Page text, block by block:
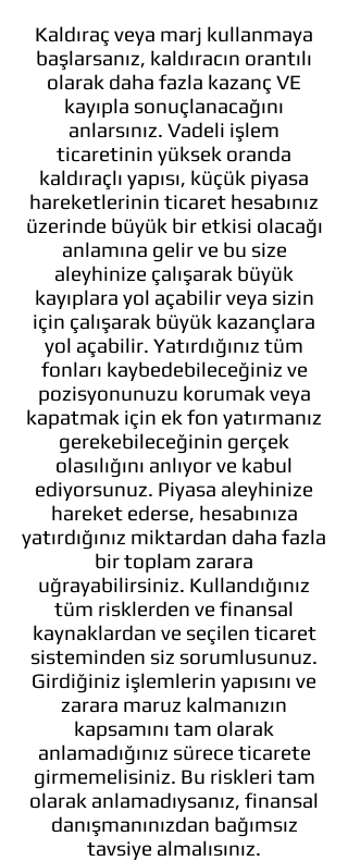
Kaldıraç veya marj kullanmaya
başlarsanız, kaldıracın orantılı
olarak daha fazla kazanç VE
kayıpla sonuçlanacağını
anlarsınız. Vadeli işlem
ticaretinin yüksek oranda
kaldıraçlı yapısı, küçük piyasa
hareketlerinin ticaret hesabınız
üzerinde büyük bir etkisi olacağı
anlamına gelir ve bu size
aleyhinize çalışarak büyük
kayıplara yol açabilir veya sizin
için çalışarak büyük kazançlara
yol açabilir. Yatırdığınız tüm
fonları kaybedebileceğiniz ve
pozisyonunuzu korumak veya
kapatmak için ek fon yatırmanız
gerekebileceğinin gerçek
olasılığını anlıyor ve kabul
ediyorsunuz. Piyasa aleyhinize
hareket ederse, hesabınıza
yatırdığınız miktardan daha fazla
bir toplam zarara
uğrayabilirsiniz. Kullandığınız
tüm risklerden ve finansal
kaynaklardan ve seçilen ticaret
sisteminden siz sorumlusunuz.
Girdiğiniz işlemlerin yapısını ve
zarara maruz kalmanızın
kapsamını tam olarak
anlamadığınız sürece ticarete
girmemelisiniz. Bu riskleri tam
olarak anlamadıysanız, finansal
danışmanınızdan bağımsız
tavsiye almalısınız.